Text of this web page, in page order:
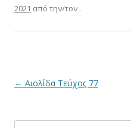
2021 από την/τον .
Πλοήγηση
← Αιολίδα Τεύχος 77